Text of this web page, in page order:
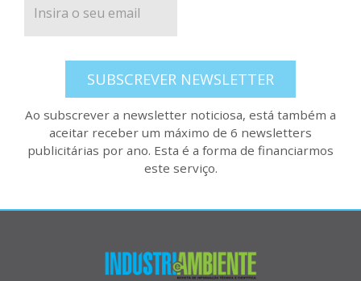
SUBSCREVER NEWSLETTER
Ao subscrever a newsletter noticiosa, está também a
aceitar receber um máximo de 6 newsletters
publicitárias por ano. Esta é a forma de financiarmos
este serviço.